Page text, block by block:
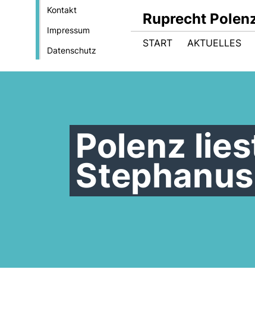
Kontakt
Impressum
Datenschutz
Ruprecht
START AKTUELLES
Polenz
Stephanus